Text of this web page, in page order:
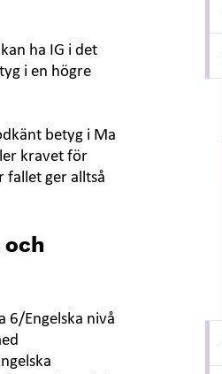
ha IG i det
i en högre
betyg i Ma
kravet för
fallet ger alltså
och
6/Engelska nivå